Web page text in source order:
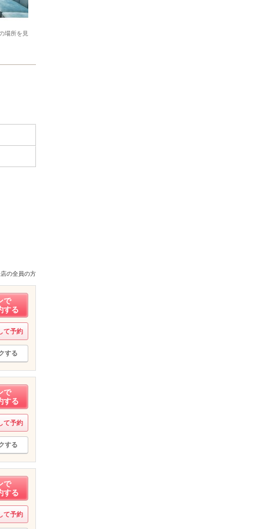
場所を見
の全員の方
で
する
て予約
する
で
する
て予約
する
で
する
て予約